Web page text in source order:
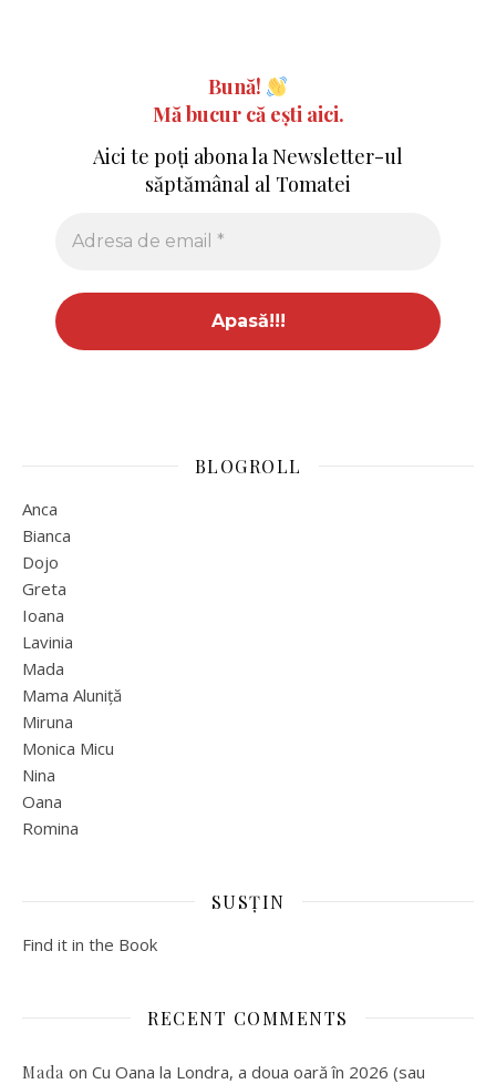
Bună!
Mă bucur că ești aici.
Aici te poți abona la Newsletter-ul
săptămânal al Tomatei
BLOGROLL
Anca
Bianca
Dojo
Greta
Ioana
Lavinia
Mada
Mama Aluniță
Miruna
Monica Micu
Nina
Oana
Romina
SUSȚIN
Find it in the Book
RECENT COMMENTS
Mada on Cu Oana la Londra, a doua oară în 2026 (sau